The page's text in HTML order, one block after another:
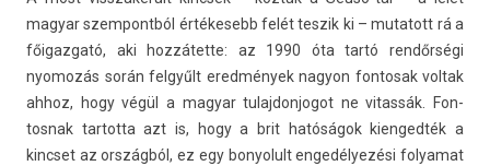
magyar szem­pontból értékesebb felét tes­zik ki – mutatott rá a
főigaz­gató, aki hozzátette: az 1990 óta tartó rendőrségi
nyomozás során felgyűlt eredmények nagyon fon­tosak vol­tak
ahhoz, hogy végül a magyar tulaj­donjogot ne vitas­sák. Fon­
tosnak tar­totta azt is, hogy a brit hatóságok kien­gedték a
kincset az országból, ez egy bonyolult engedélyezési folyamat